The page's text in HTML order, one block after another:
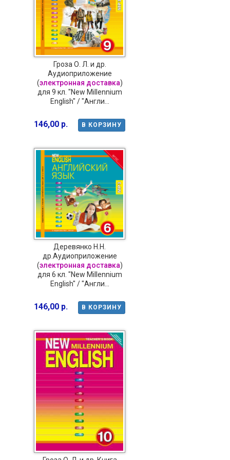
Гроза О. Л. и др.
Аудиоприложение
(электронная доставка)
для 9 кл. "New Millennium
English" / "Англи...
В КОРЗИНУ
146,00 р.
Деревянко Н.Н.
др.Аудиоприложение
(электронная доставка)
для 6 кл. "New Millennium
English" / "Англи...
В КОРЗИНУ
146,00 р.